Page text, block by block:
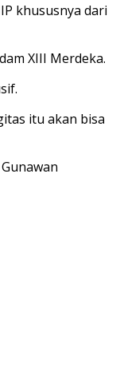
khususnya dari
XIII Merdeka.
itu akan bisa